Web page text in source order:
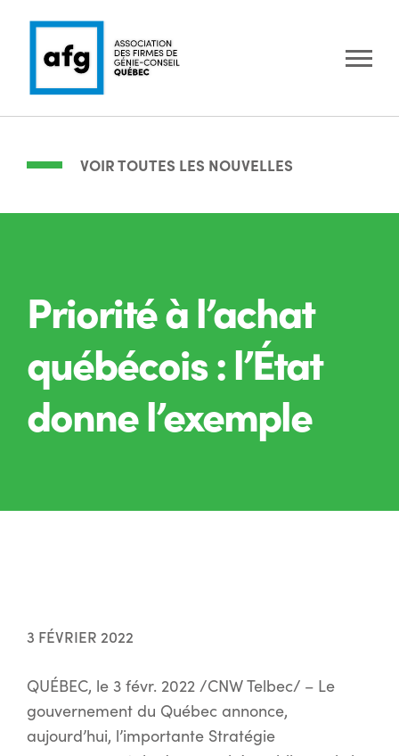
VOIR TOUTES LES NOUVELLES
Priorité à l’achat
québécois : l’État
donne l’exemple
3 FÉVRIER 2022
QUÉBEC, le 3 févr. 2022 /CNW Telbec/ – Le
gouvernement du Québec annonce,
aujourd’hui, l’importante Stratégie